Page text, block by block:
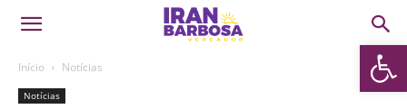
Abrir
Início Notícias
Notícias